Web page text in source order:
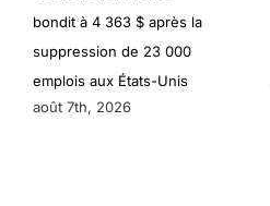
bondit à 4 363 $ après la
suppression de 23 000
emplois aux États-Unis
août 7th, 2026